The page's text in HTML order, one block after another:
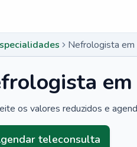
Nefrologista
os valores reduzidos e
teleconsulta